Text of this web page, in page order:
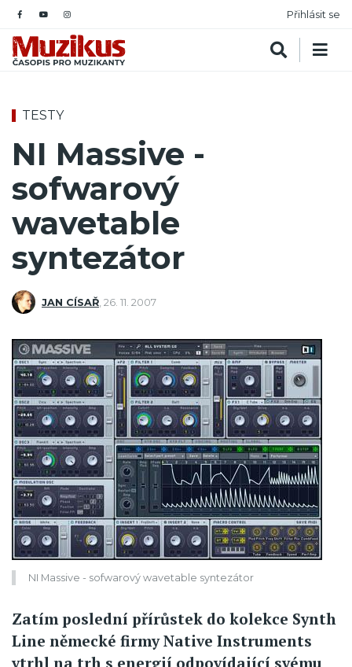
Přihlásit se
TESTY
NI Massive -
sofwarový
wavetable
syntezátor
JAN CÍSAŘ 26. 11. 2007
NI Massive - sofwarový wavetable syntezátor
Zatím poslední přírůstek do kolekce Synth
Line německé firmy Native Instruments
vtrhl na trh s energií odpovídající svému